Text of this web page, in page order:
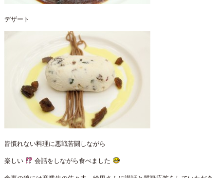
デザート
皆慣れない料理に悪戦苦闘しながら
楽しい 会話をしながら食べました